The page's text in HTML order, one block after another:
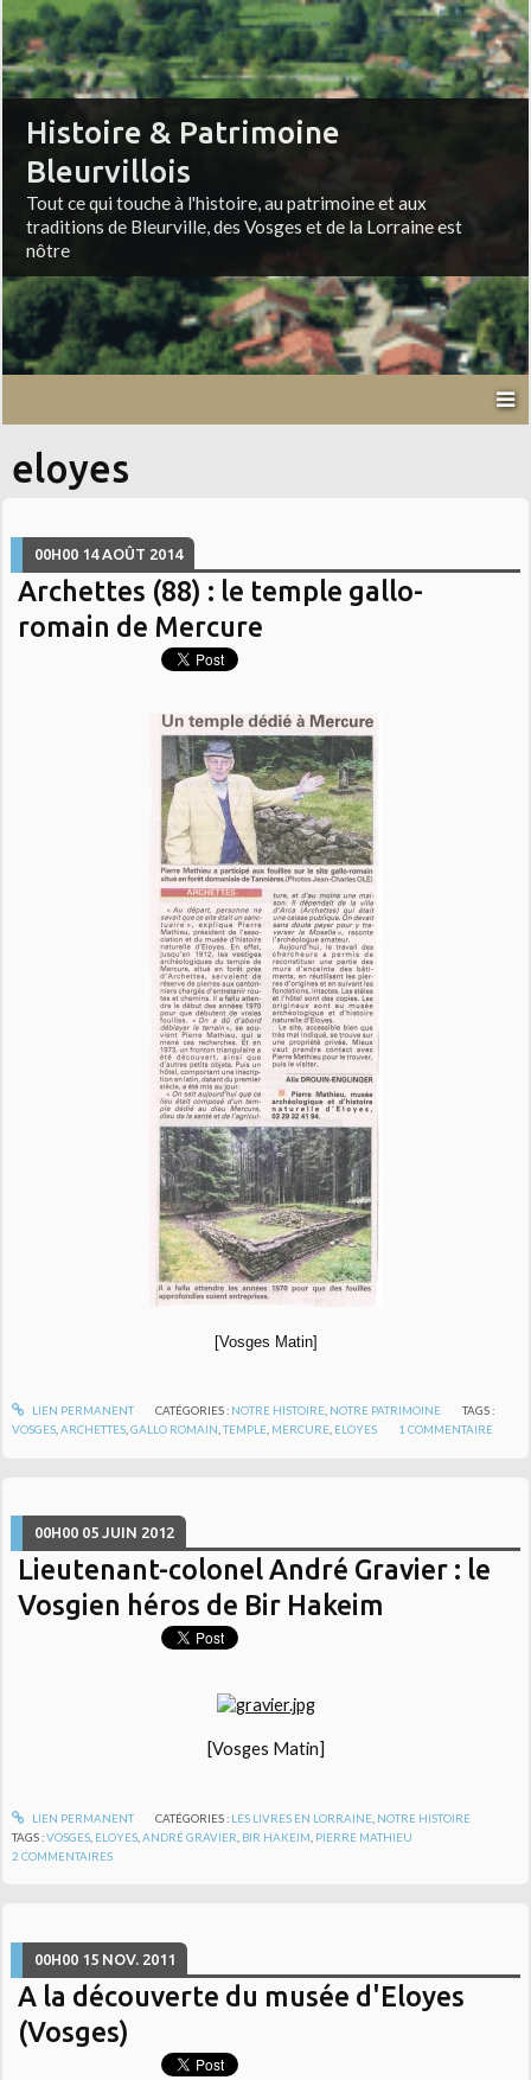
Histoire & Patrimoine
Bleurvillois
Tout ce qui touche à l'histoire, au patrimoine et aux
traditions de Bleurville, des Vosges et de la Lorraine est
nôtre
eloyes
00H00 14 AOÛT 2014
Archettes (88) : le temple gallo-
romain de Mercure
[Vosges Matin]
LIEN PERMANENT CATÉGORIES : NOTRE HISTOIRE, NOTRE PATRIMOINE
TAGS :
VOSGES ,ARCHETTES ,GALLO ROMAIN ,TEMPLE MERCURE ELOYES 1 COMMENTAIRE
00H00 05 JUIN 2012
Lieutenant-colonel André Gravier : le
Vosgien héros de Bir Hakeim
[Vosges Matin]
LIEN PERMANENT CATÉGORIES : LES LIVRES EN LORRAINE, NOTRE HISTOIRE
TAGS :VOSGES ELOYES ,ANDRÉ GRAVIER BIR HAKEIM PIERRE MATHIEU
2 COMMENTAIRES
00H00 15 NOV. 2011
A la découverte du musée d'Eloyes
(Vosges)